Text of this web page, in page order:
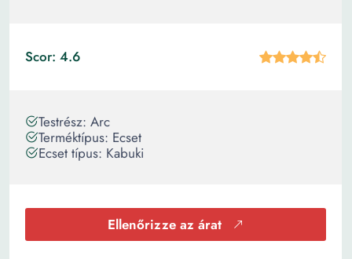
Scor: 4.6
Testrész: Arc
Terméktípus: Ecset
Ecset típus: Kabuki
Ellenőrizze az árat